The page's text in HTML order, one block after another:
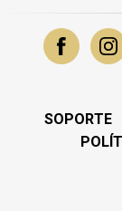
SOPORTE